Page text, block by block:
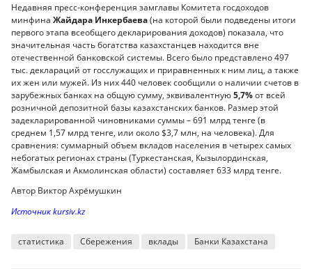
Недавняя пресс-конференция замглавы Комитета госдоходов
минфина Жайдара Инкербаева(на которой были подведены итоги
первого этапа всеобщего декларирования доходов) показала, что
значительная часть богатства казахстанцев находится вне
отечественной банковской системы. Всего было представлено 497
тыс. деклараций от госслужащих и приравненных к ним лиц, а также
их жен или мужей. Из них 440 человек сообщили о наличии счетов в
зарубежных банках на общую сумму, эквивалентную5,7%от всей
розничной депозитной базы казахстанских банков. Размер этой
задекларированной чиновниками суммы – 691 млрд тенге (в
среднем 1,57 млрд тенге, или около $3,7 млн, на человека). Для
сравнения: суммарный объем вкладов населения в четырех самых
небогатых регионах страны (Туркестанская, Кызылординская,
Жамбылская и Акмолинская области) составляет 633 млрд тенге.
Автор Виктор Ахрёмушкин
Источник kursiv.kz
статистика Сбережения вклады Банки Казахстана